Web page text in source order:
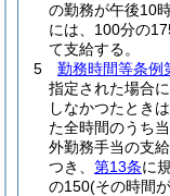
の勤務が午後10
には、100分の
て支給する。
5
勤務時間等条例
指定された場合
しなかつたときは
た全時間のうち
外勤務手当の支
つき、 第13条に
の150(その時間